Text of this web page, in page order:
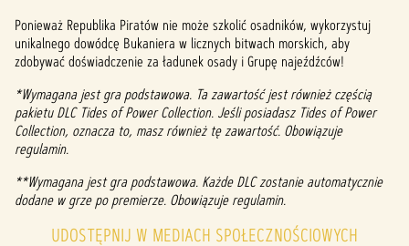
Ponieważ Republika Piratów nie może szkolić osadników, wykorzystuj
unikalnego dowódcę Bukaniera w licznych bitwach morskich, aby
zdobywać doświadczenie za ładunek osady i Grupę najeźdźców!
*Wymagana jest gra podstawowa. Ta zawartość jest również częścią
pakietu DLC Tides of Power Collection. Jeśli posiadasz Tides of Power
Collection, oznacza to, masz również tę zawartość. Obowiązuje
regulamin.
**Wymagana jest gra podstawowa. Każde DLC zostanie automatycznie
dodane w grze po premierze. Obowiązuje regulamin.
UDOSTĘPNIJ W MEDIACH SPOŁECZNOŚCIOWYCH